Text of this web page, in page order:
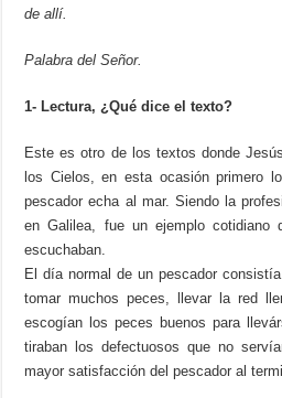
de allí.
Palabra del Señor.
1- Lectura, ¿Qué dice el texto?
Este es otro de los textos donde
los Cielos, en esta ocasión primero
pescador echa al mar. Siendo la
en Galilea, fue un ejemplo cotidiano
escuchaban.
El día normal de un pescador
tomar muchos peces, llevar la red
escogían los peces buenos para
tiraban los defectuosos que no
mayor satisfacción del pescador al